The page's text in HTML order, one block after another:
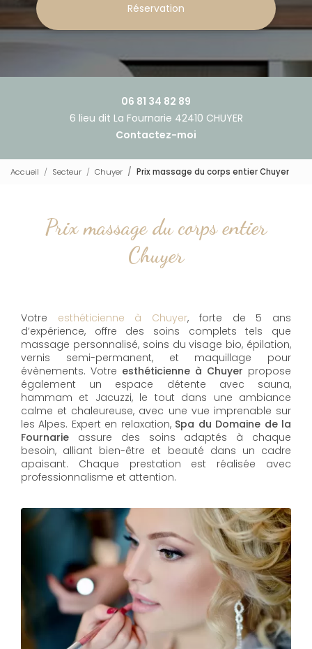
Réservation
06 81 34 82 89
6 lieu dit La Fournarie 42410 CHUYER
Contactez-moi
Accueil Secteur Chuyer Prix massage du corps entier Chuyer
Prix massage du corps entier
Chuyer
Votre esthéticienne à Chuyer, forte de 5 ans
d’expérience, offre des soins complets tels que
massage personnalisé, soins du visage bio, épilation,
vernis semi-permanent, et maquillage pour
évènements. Votre esthéticienne à Chuyer propose
également un espace détente avec sauna,
hammam et Jacuzzi, le tout dans une ambiance
calme et chaleureuse, avec une vue imprenable sur
les Alpes. Expert en relaxation, Spa du Domaine de la
Fournarie assure des soins adaptés à chaque
besoin, alliant bien-être et beauté dans un cadre
apaisant. Chaque prestation est réalisée avec
professionnalisme et attention.